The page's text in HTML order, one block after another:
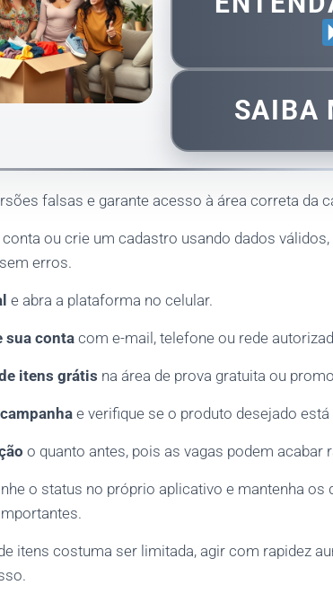
SAIBA
falsas e garante acesso à área correta da
conta ou crie um cadastro usando dados
erros.
e abra a plataforma no celular.
sua contacom e-mail, telefone ou rede
itens grátis na área de prova gratuita ou
e verifique se o produto desejado
o quanto antes, pois as vagas podem acabar
o status no próprio aplicativo e mantenha os
itens costuma ser limitada, agir com rapidez